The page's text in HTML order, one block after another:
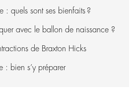
: quels sont ses bienfaits ?
avec le ballon de naissance ?
de Braxton Hicks
: bien s’y préparer